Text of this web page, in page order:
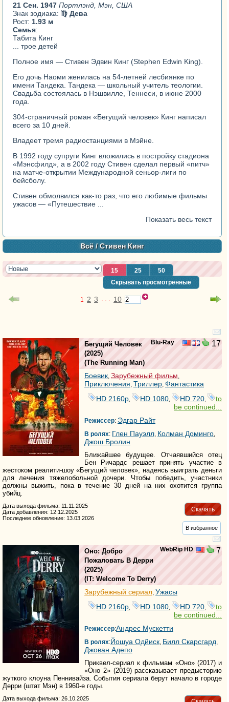
21 Сен. 1947Портлэнд, Мэн, США
Знак зодиака:♍ Дева
Рост: 1.93 м
Семья:
Табита Кинг
... трое детей
Полное имя — Стивен Эдвин Кинг (Stephen Edwin King).
Его дочь Наоми женилась на 54-летней лесбиянке по
имени Тандека. Тандека — школьный учитель теологии.
Свадьба состоялась в Нэшвилле, Теннеси, в июне 2000
года.
304-страничный роман «Бегущий человек» Кинг написал
всего за 10 дней.
Владеет тремя радиостанциями в Мэйне.
В 1992 году супруги Кинг вложились в постройку стадиона
«Мэнсфилд», а в 2002 году Стивен сделал первый «питч»
на матче-открытии Международной сеньор-лиги по
бейсболу.
Стивен обмолвился как-то раз, что его любимые фильмы
ужасов — «Путешествие ...
Показать весь текст
Всё/ Стивен Кинг
15 25
50
Скрывать просмотренные
1 2 3 · · · 10
Blu-Ray 17
Бегущий Человек
(2025)
(The Running Man)
Боевик, Зарубежный фильм,
Приключения, Триллер, Фантастика
HD 2160р
HD 1080 HD 720
to
be continued...
Режиссер: Эдгар Райт
В ролях: Глен Пауэлл, Колман Доминго,
Джош Бролин
Ближайшее будущее. Отчаявшийся отец
Бен Ричардс решает принять участие в
жестоком реалити-шоу «Бегущий человек», надеясь выиграть деньги
для лечения тяжелобольной дочери. Чтобы победить, участники
должны выжить, пока в течение 30 дней на них охотится группа
убийц.
Скачать
Дата выхода фильма: 11.11.2025
Дата добавления: 12.12.2025
Последнее обновление: 13.03.2026
В избранное
WebRip HD 7
Оно: Добро
Пожаловать В Дерри
(2025)
(IT: Welcome To Derry)
Зарубежный сериал, Ужасы
HD 2160р
HD 1080 HD 720
to
be continued...
Режиссер:Андрес Мускетти
В ролях:Йошуа Одйиcк, Билл Скарсгард,
Джован Адепо
Приквел-сериал к фильмам «Оно» (2017) и
«Оно 2» (2019) рассказывает предысторию
жуткого клоуна Пеннивайза. События сериала берут начало в городе
Дерри (штат Мэн) в 1960-е годы.
Дата выхода фильма: 26.10.2025